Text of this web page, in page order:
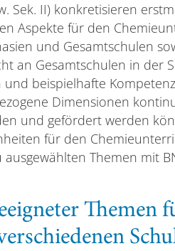
Sek. II) konkretisieren
Aspekte für den
und Gesamtschulen
an Gesamtschulen in der
beispielhafte
Dimensionen
und gefördert werden
für den
Themen mit
Themen